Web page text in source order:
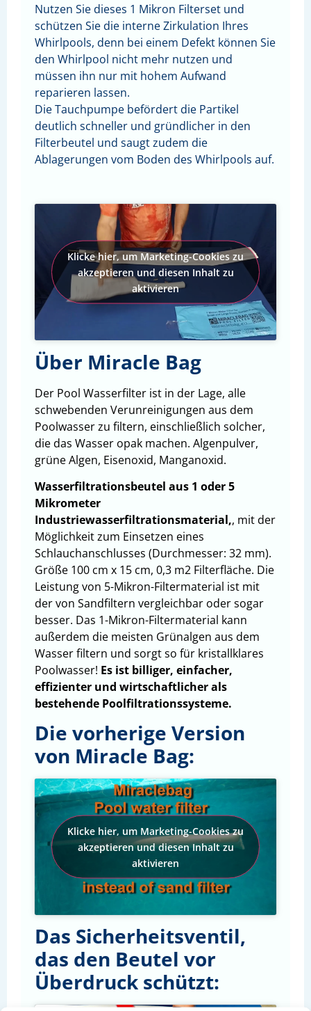
Nutzen Sie dieses 1 Mikron Filterset und
schützen Sie die interne Zirkulation Ihres
Whirlpools, denn bei einem Defekt können Sie
den Whirlpool nicht mehr nutzen und
müssen ihn nur mit hohem Aufwand
reparieren lassen.
Die Tauchpumpe befördert die Partikel
deutlich schneller und gründlicher in den
Filterbeutel und saugt zudem die
Ablagerungen vom Boden des Whirlpools auf.
Klicke hier, um Marketing-Cookies zu
akzeptieren und diesen Inhalt zu
aktivieren
Über Miracle Bag
Der Pool Wasserfilter ist in der Lage, alle
schwebenden Verunreinigungen aus dem
Poolwasser zu filtern, einschließlich solcher,
die das Wasser opak machen. Algenpulver,
grüne Algen, Eisenoxid, Manganoxid.
Wasserfiltrationsbeutel aus 1 oder 5
Mikrometer
Industriewasserfiltrationsmaterial,, mit der
Möglichkeit zum Einsetzen eines
Schlauchanschlusses (Durchmesser: 32 mm).
Größe 100 cm x 15 cm, 0,3 m2 Filterfläche. Die
Leistung von 5-Mikron-Filtermaterial ist mit
der von Sandfiltern vergleichbar oder sogar
besser. Das 1-Mikron-Filtermaterial kann
außerdem die meisten Grünalgen aus dem
Wasser filtern und sorgt so für kristallklares
Poolwasser! Es ist billiger, einfacher,
effizienter und wirtschaftlicher als
bestehende Poolfiltrationssysteme.
Die vorherige Version
von Miracle Bag:
Klicke hier, um Marketing-Cookies zu
akzeptieren und diesen Inhalt zu
aktivieren
Das Sicherheitsventil,
das den Beutel vor
Überdruck schützt: